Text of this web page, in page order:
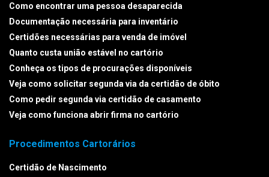
Como encontrar uma pessoa desaparecida
Documentação necessária para inventário
Certidões necessárias para venda de imóvel
Quanto custa união estável no cartório
Conheça os tipos de procurações disponíveis
Veja como solicitar segunda via da certidão de óbito
Como pedir segunda via certidão de casamento
Veja como funciona abrir firma no cartório
Procedimentos Cartorários
Certidão de Nascimento